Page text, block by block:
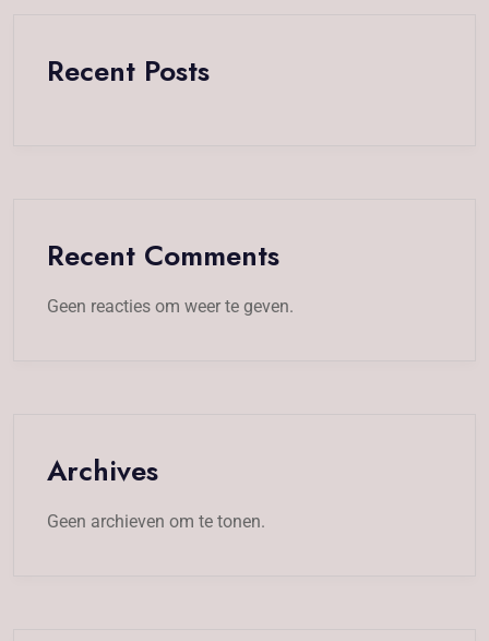
Recent Posts
Recent Comments
Geen reacties om weer te geven.
Archives
Geen archieven om te tonen.